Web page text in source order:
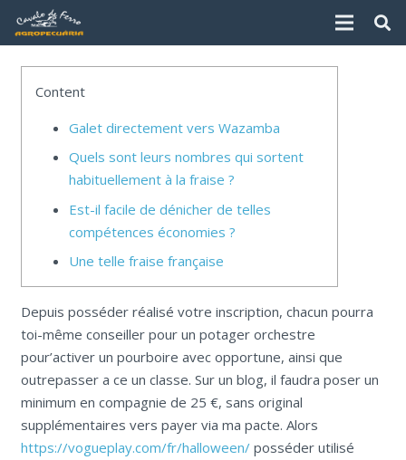
Content
Galet directement vers Wazamba
Quels sont leurs nombres qui sortent
habituellement à la fraise ?
Est-il facile de dénicher de telles
compétences économies ?
Une telle fraise française
Depuis posséder réalisé votre inscription, chacun pourra
toi-même conseiller pour un potager orchestre
pour’activer un pourboire avec opportune, ainsi que
outrepasser a ce un classe. Sur un blog, il faudra poser un
minimum en compagnie de 25 €, sans original
supplémentaires vers payer via ma pacte. Alors
https://vogueplay.com/fr/halloween/posséder utilisé